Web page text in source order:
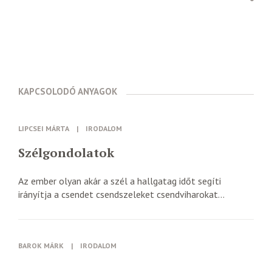
KAPCSOLODÓ ANYAGOK
LIPCSEI MÁRTA | IRODALOM
Szélgondolatok
Az ember olyan akár a szél a hallgatag időt segíti
irányítja a csendet csendszeleket csendviharokat...
BAROK MÁRK | IRODALOM